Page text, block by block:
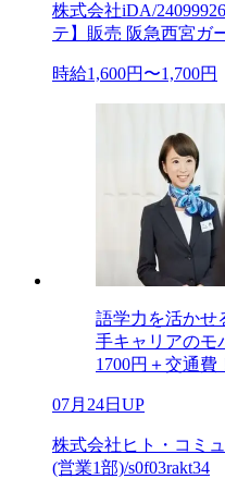
株式会社iDA/
テ】販売 阪急西宮ガ
時給1,600円〜1,700円
語学力を活か
手キャリアの
1700円＋交通費
07月24日UP
株式会社ヒト・コミ
(営業1部)/s0f03rakt34